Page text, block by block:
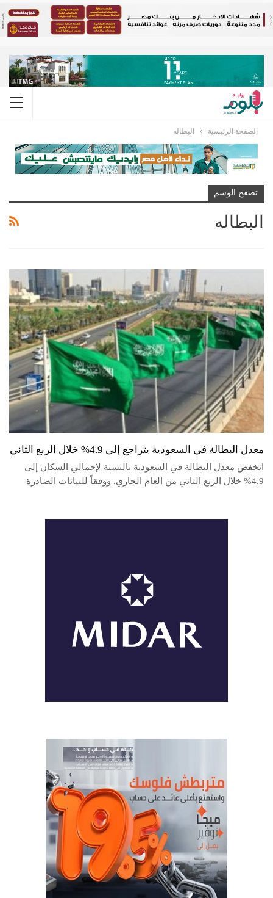
الصفحة الرئيسية البطاله
تصفح الوسم
البطاله
معدل البطالة في السعودية يتراجع إلى 4.9% خلال الربع الثاني
انخفض معدل البطالة في السعودية بالنسبة لإجمالي السكان إلى
4.9% خلال الربع الثاني من العام الجاري. ووفقاً للبيانات الصادرة